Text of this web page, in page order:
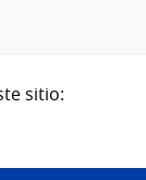
sitio: